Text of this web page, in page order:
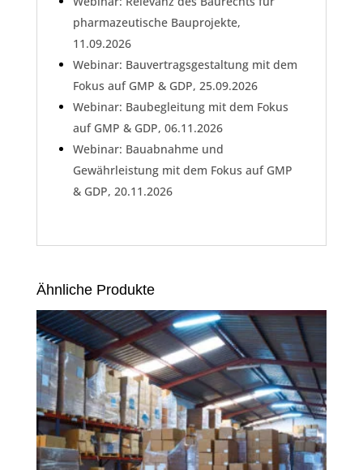
pharmazeutische Bauprojekte,
11.09.2026
Webinar: Bauvertragsgestaltung mit dem
Fokus auf GMP & GDP, 25.09.2026
Webinar: Baubegleitung mit dem Fokus
auf GMP & GDP, 06.11.2026
Webinar: Bauabnahme und
Gewährleistung mit dem Fokus auf GMP
& GDP, 20.11.2026
Ähnliche Produkte